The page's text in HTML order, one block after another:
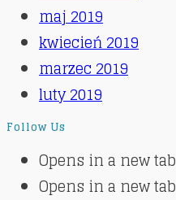
maj 2019
kwiecień 2019
marzec 2019
luty 2019
Follow Us
Opens in a new tab
Opens in a new tab